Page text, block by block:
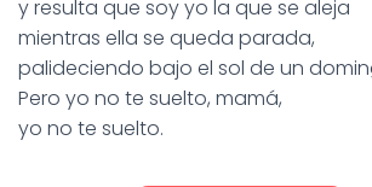
y resulta que soy yo la que se aleja
mientras ella se queda parada,
palideciendo bajo el sol de un
Pero yo no te suelto, mamá,
yo no te suelto.